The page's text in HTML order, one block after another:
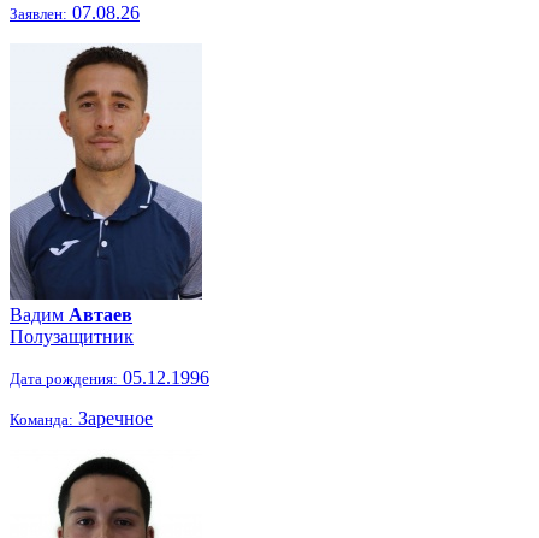
Заявлен: 07.08.26
Вадим Автаев
Полузащитник
Дата рождения: 05.12.1996
Команда: Заречное